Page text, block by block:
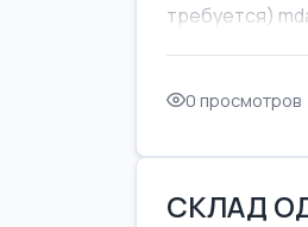
требуется)
0 просмотров
СКЛАД